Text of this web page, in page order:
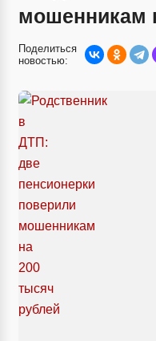
мошенникам
Поделиться
новостью: